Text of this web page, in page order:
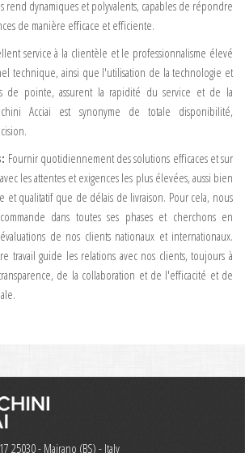
rend dynamiques et polyvalents, capables de répondre
de manière efficace et efficiente.
service à la clientèle et le professionnalisme élevé
technique, ainsi que l'utilisation de la technologie et
de pointe, assurent la rapidité du service et de la
Acciai est synonyme de totale disponibilité,
: Fournir quotidiennement des solutions efficaces et sur
les attentes et exigences les plus élevées, aussi bien
et qualitatif que de délais de livraison. Pour cela, nous
dans toutes ses phases et cherchons en
de nos clients nationaux et internationaux.
travail guide les relations avec nos clients, toujours à
de la collaboration et de l'efficacité et de
25030 - Mairano (BS) - Italy